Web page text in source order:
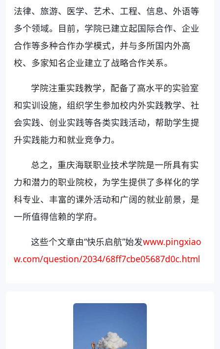
法律、旅游、医学、艺术、工程、信息、外语等
多个领域。目前，学院已建立起国际合作、企业
合作等多种合作办学模式，并与多所国内外高
校、多家知名企业建立了战略合作关系。
学院注重实践教学，配备了高水平的实验室
和实训设施，组织学生参加校内外实践教学、社
会实践、创业实践等各类实践活动，帮助学生提
升实践能力和就业竞争力。
总之，重庆海联职业技术学院是一所具有实
力和潜力的职业院校，为学生提供了多样化的学
科专业、丰富的课外活动和广阔的就业前景，是
一所值得信赖的学府。
这些个文章由“快乐启航”始发www.pingxiao
w.com/question/2034/68ff7cbe05687d0c.html